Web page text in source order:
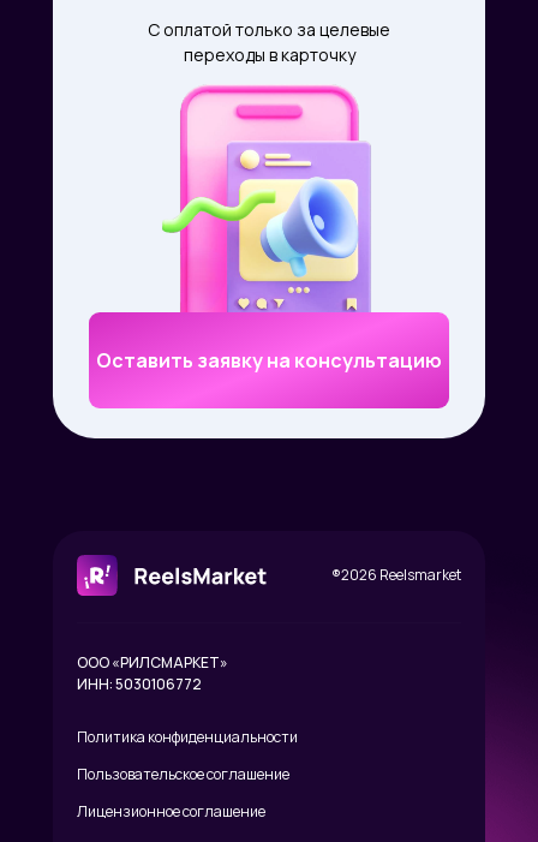
Оставить заявку на консультацию
С оплатой только за целевые
переходы в карточку
®2026 Reelsmarket
Лицензионное соглашение
Пользовательское соглашение
Политика конфиденциальности
ООО «РИЛСМАРКЕТ»
ИНН: 5030106772